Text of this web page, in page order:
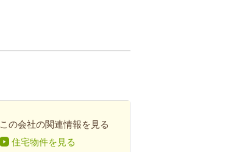
この会社の関連情報を見る
住宅物件を見る